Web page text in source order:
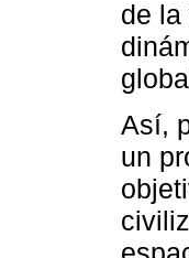
de
Así,
un